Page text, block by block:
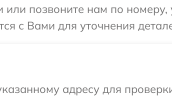
позвоните нам по номеру,
с Вами для уточнения
адресу для